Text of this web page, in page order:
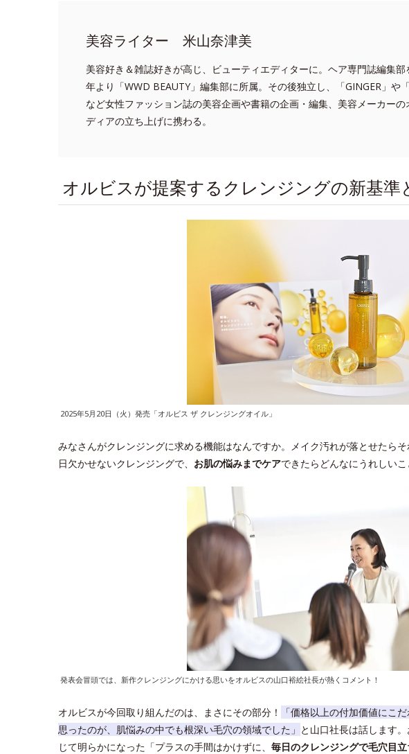
美容ライター 米山奈津美
美容好き＆雑誌好きが高じ、ビューティエディターに。ヘア専門誌編集部
年より「WWD BEAUTY」編集部に所属。その後独立し、「GINGER」や「
など女性ファッション誌の美容企画や書籍の企画・編集、美容メーカーの
ディアの立ち上げに携わる。
オルビスが提案するクレンジングの新基準
2025年5月20日（火）発売「オルビス ザ クレンジングオイル」
みなさんがクレンジングに求める機能はなんですか。メイク汚れが落とせたら
日欠かせないクレンジングで、 お肌の悩みまでケアできたらどんなにうれしいこ
発表会冒頭では、新作クレンジングにかける思いをオルビスの山口裕絵社長が熱くコメント！
オルビスが今回取り組んだのは、まさにその部分！
「価格以上の付加価値にこ
思ったのが、肌悩みの中でも根深い毛穴の領域でした」 と山口社長は話します
じて明らかになった「プラスの手間はかけずに、 毎日のクレンジングで毛穴目